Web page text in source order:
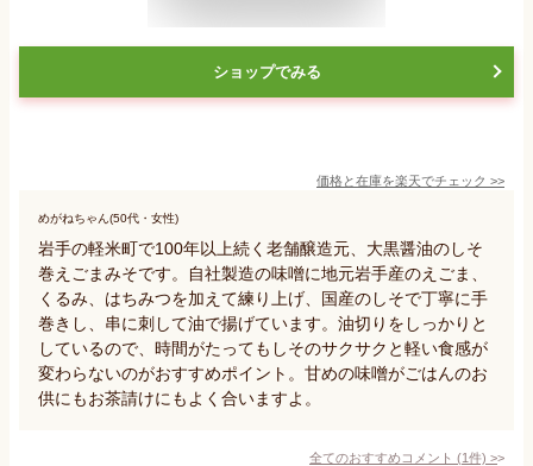
ショップでみる
価格と在庫を楽天でチェック >>
めがねちゃん(50代・女性)
岩手の軽米町で100年以上続く老舗醸造元、大黒醤油のしそ
巻えごまみそです。自社製造の味噌に地元岩手産のえごま、
くるみ、はちみつを加えて練り上げ、国産のしそで丁寧に手
巻きし、串に刺して油で揚げています。油切りをしっかりと
しているので、時間がたってもしそのサクサクと軽い食感が
変わらないのがおすすめポイント。甘めの味噌がごはんのお
供にもお茶請けにもよく合いますよ。
全てのおすすめコメント (1件) >